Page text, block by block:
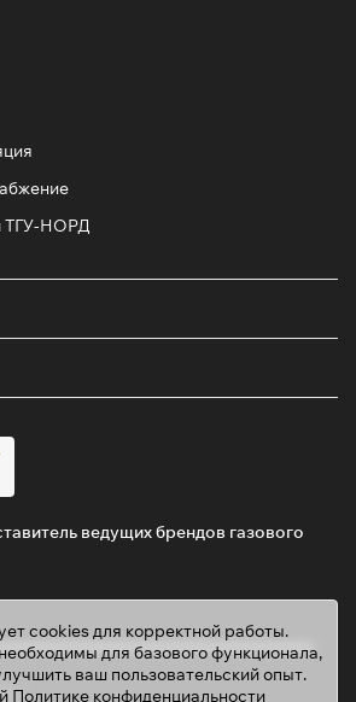
ТГУ-НОРД
ведущих брендов газового
cookies для корректной работы.
для базового функционала,
ваш пользовательский опыт.
Политике конфиденциальности